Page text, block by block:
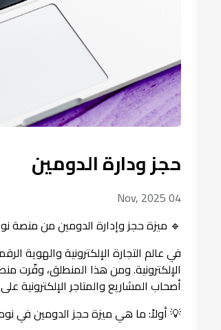
حجز ودارة الدومين
04 Nov, 2025
🔹 ميزة حجز وإدارة الدومين من منصة
في عالم التجارة الإلكترونية والهوية
الإلكترونية. ومن هذا المنطلق، وفّرت
أصحاب المشاريع والمتاجر الإلكترونية
💡 أولاً: ما هي ميزة حجز الدومين في